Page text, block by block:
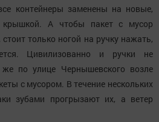
контейнеры заменены на новые,
крышкой. А чтобы пакет с мусор
только ногой на ручку нажать,
Цивилизованно и ручки не
по улице Чернышевского возле
с мусором. В течение нескольких
зубами прогрызают их, а ветер